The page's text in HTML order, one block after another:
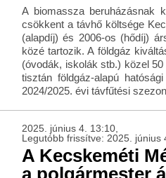
A biomassza beruházásnak
csökkent a távhő költsége
(alapdíj) és 2006-os (hődíj)
közé tartozik. A földgáz
(óvodák, iskolák stb.) közel
tisztán földgáz-alapú
2024/2025. évi távfűtési
2025. június 4. 13:10,
Legutóbb frissítve: 2025. június
A Kecskeméti